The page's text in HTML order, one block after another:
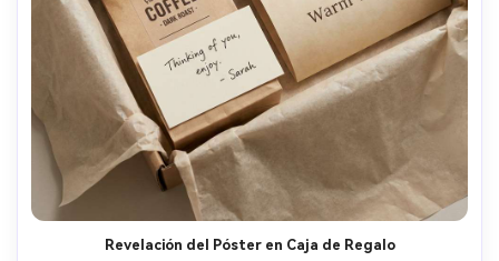
Revelación del Póster en Caja de Regalo